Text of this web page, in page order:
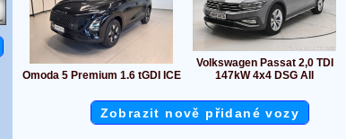
Omoda 5 Premium 1.6 tGDI ICE
Volkswagen Passat 2,0 TDI
147kW 4x4 DSG All
Zobrazit nově přidané vozy